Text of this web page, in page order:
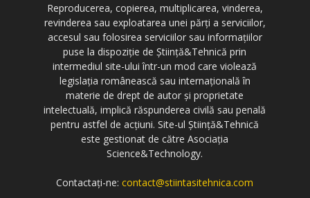
Reproducerea, copierea, multiplicarea, vinderea,
revinderea sau exploatarea unei părți a serviciilor,
accesul sau folosirea serviciilor sau informațiilor
puse la dispoziție de Știință&Tehnică prin
intermediul site-ului într-un mod care violează
legislația românească sau internațională în
materie de drept de autor și proprietate
intelectuală, implică răspunderea civilă sau penală
pentru astfel de acțiuni. Site-ul Știință&Tehnică
este gestionat de către Asociația
Science&Technology.
Contactați-ne:contact@stiintasitehnica.com